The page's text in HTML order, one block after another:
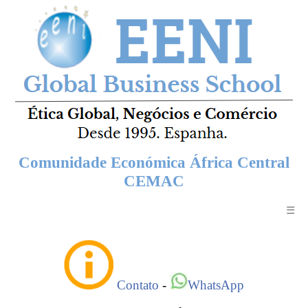
Comunidade Económica África Central
CEMAC
☰
Contato - WhatsApp